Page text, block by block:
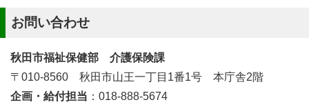
お問い合わせ
秋田市福祉保健部 介護保険課
〒010-8560 秋田市山王一丁目1番1号 本庁舎2階
企画・給付担当 ：018-888-5674